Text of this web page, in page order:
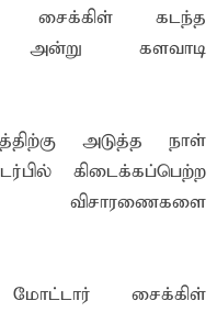
சைக்கிள் கடந்த
அன்று களவாடி
அடுத்த நாள்
கிடைக்கப்பெற்ற
விசாரணைகளை
சைக்கிள்